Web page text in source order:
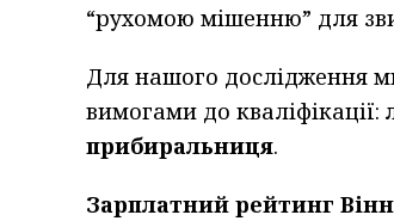
“рухомою мішенню” для
Для нашого дослідження
вимогами до кваліфікації:
прибиральниця.
Зарплатний рейтинг